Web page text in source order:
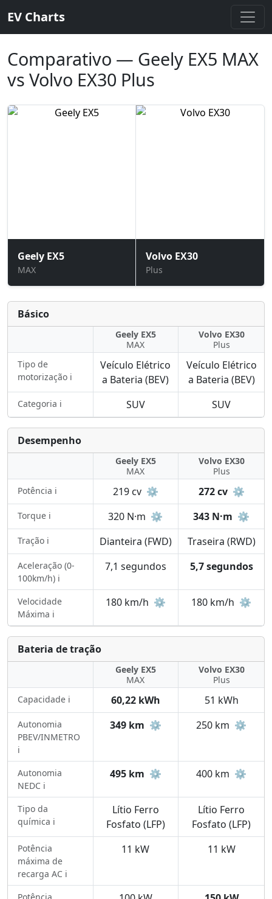
EV Charts
Comparativo — Geely EX5 MAX
vs Volvo EX30 Plus
Geely EX5
MAX
Volvo EX30
Plus
Básico
Geely EX5
MAX
Volvo EX30
Plus
Tipo de
motorização ℹ️
Veículo Elétrico
a Bateria (BEV)
Veículo Elétrico
a Bateria (BEV)
Categoria ℹ️ SUV SUV
Desempenho
Geely EX5
MAX
Volvo EX30
Plus
Potência ℹ️
219 cv ⚙️ 272 cv ⚙️
Torque ℹ️ 320 N·m ⚙️ 343 N·m ⚙️
Tração ℹ️ Dianteira (FWD) Traseira (RWD)
Aceleração (0-
100km/h) ℹ️
7,1 segundos 5,7 segundos
Velocidade
Máxima ℹ️
180 km/h ⚙️ 180 km/h ⚙️
Bateria de tração
Geely EX5
MAX
Volvo EX30
Plus
Capacidade ℹ️
60,22 kWh 51 kWh
Autonomia
PBEV/INMETRO
ℹ️
349 km ⚙️ 250 km ⚙️
Autonomia
NEDC ℹ️
495 km ⚙️ 400 km ⚙️
Tipo da
química ℹ️
Lítio Ferro
Fosfato (LFP)
Lítio Ferro
Fosfato (LFP)
Potência
máxima de
recarga AC ℹ️
11 kW 11 kW